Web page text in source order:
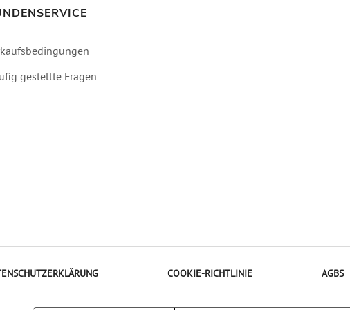
gestellte Fragen
COOKIE-RICHTLINIE AGBS